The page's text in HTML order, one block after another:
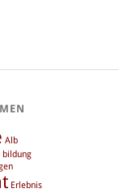
Alb
bildung
Erlebnis